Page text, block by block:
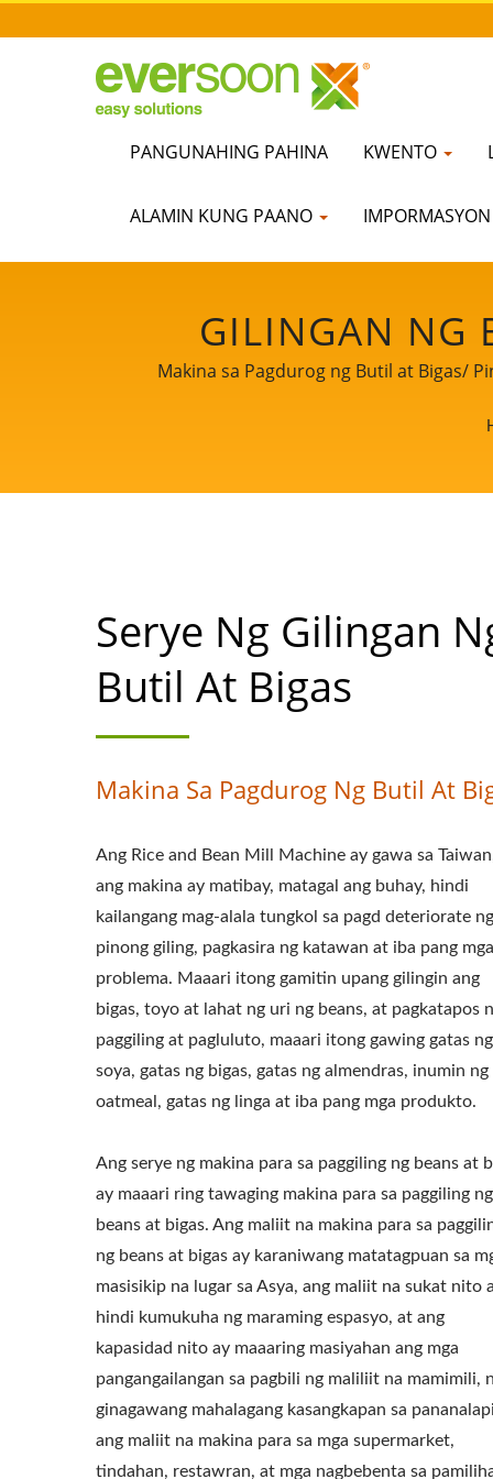
PANGUNAHING PAHINA KWENTO
ALAMIN KUNG PAANO IMPORMASYON
GILINGAN NG
MAKINA NG
NG BIGAS,
BASANG
PARA SA BIGAS,
NG GILINGAN
PAGGILING,
PAGKAIN,
AWTOMATIKONG
Makina sa Pagdurog ng Butil at Bigas/
Serye Ng Gilingan
Butil At Bigas
Makina Sa Pagdurog Ng Butil At
Ang Rice and Bean Mill Machine ay gawa sa
ang makina ay matibay, matagal ang buhay, hindi
kailangang mag-alala tungkol sa pagd deteriorate ng
pinong giling, pagkasira ng katawan at iba pang mga
problema. Maaari itong gamitin upang gilingin ang
bigas, toyo at lahat ng uri ng beans, at pagkatapos
paggiling at pagluluto, maaari itong gawing gatas ng
soya, gatas ng bigas, gatas ng almendras, inumin ng
oatmeal, gatas ng linga at iba pang mga produkto.
Ang serye ng makina para sa paggiling ng beans at
ay maaari ring tawaging makina para sa paggiling ng
beans at bigas. Ang maliit na makina para sa
ng beans at bigas ay karaniwang matatagpuan sa
masisikip na lugar sa Asya, ang maliit na sukat nito
hindi kumukuha ng maraming espasyo, at ang
kapasidad nito ay maaaring masiyahan ang mga
pangangailangan sa pagbili ng maliliit na mamimili,
ginagawang mahalagang kasangkapan sa pananalapi
ang maliit na makina para sa mga supermarket,
tindahan, restawran, at mga nagbebenta sa